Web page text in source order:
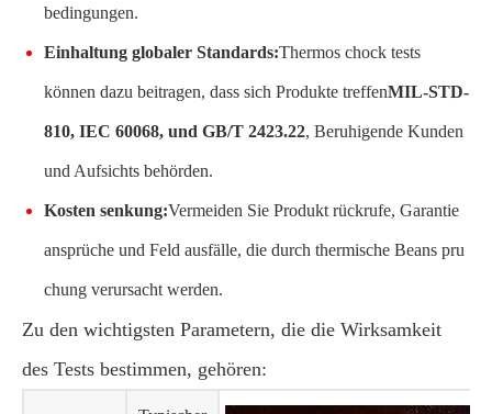
bedingungen.
Einhaltung globaler Standards:Thermos chock tests
können dazu beitragen, dass sich Produkte treffenMIL-STD-
810, IEC 60068, und GB/T 2423.22, Beruhigende Kunden
und Aufsichts behörden.
Kosten senkung:Vermeiden Sie Produkt rückrufe, Garantie
ansprüche und Feld ausfälle, die durch thermische Beans pru
chung verursacht werden.
Zu den wichtigsten Parametern, die die Wirksamkeit
des Tests bestimmen, gehören: